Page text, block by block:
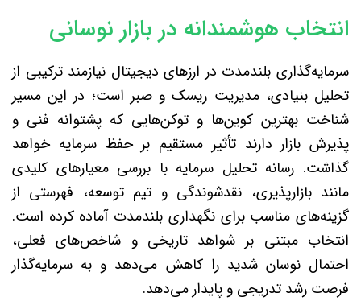
انتخاب هوشمندانه در بازار نوسانی
سرمایه‌گذاری بلندمدت در ارزهای دیجیتال نیازمند ترکیبی از
تحلیل بنیادی، مدیریت ریسک و صبر است؛ در این مسیر
شناخت بهترین کوین‌ها و توکن‌هایی که پشتوانه فنی و
پذیرش بازار دارند تأثیر مستقیم بر حفظ سرمایه خواهد
گذاشت. رسانه تحلیل سرمایه با بررسی معیارهای کلیدی
مانند بازارپذیری، نقدشوندگی و تیم توسعه، فهرستی از
گزینه‌های مناسب برای نگهداری بلندمدت آماده کرده است.
انتخاب مبتنی بر شواهد تاریخی و شاخص‌های فعلی،
احتمال نوسان شدید را کاهش می‌دهد و به سرمایه‌گذار
فرصت رشد تدریجی و پایدار می‌دهد.